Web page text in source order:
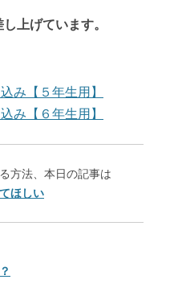
上げています。
み【５年生用】
み【６年生用】
方法、本日の記事は
ほしい